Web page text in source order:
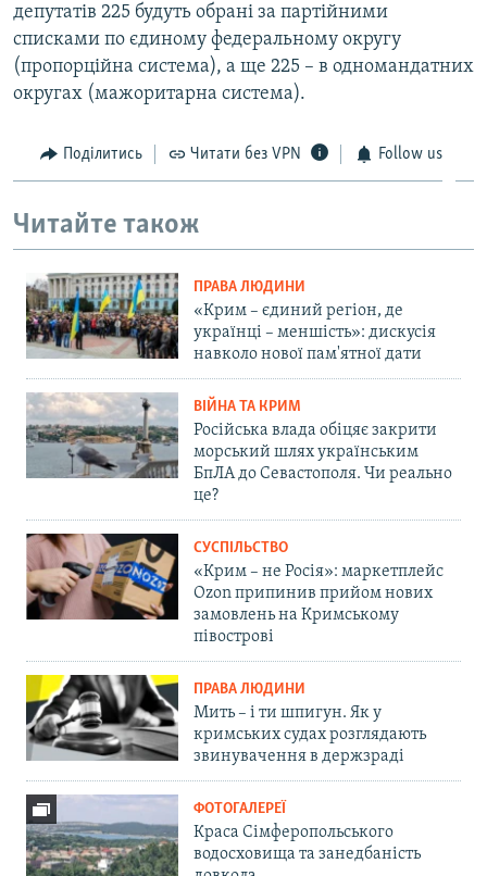
депутатів 225 будуть обрані за партійними
списками по єдиному федеральному округу
(пропорційна система), а ще 225 – в одномандатних
округах (мажоритарна система).
Поділитись Читати без VPN Follow us
Читайте також
ПРАВА ЛЮДИНИ
«Крим – єдиний регіон, де
українці – меншість»: дискусія
навколо нової пам'ятної дати
ВІЙНА ТА КРИМ
Російська влада обіцяє закрити
морський шлях українським
БпЛА до Севастополя. Чи реально
це?
СУСПІЛЬСТВО
«Крим – не Росія»: маркетплейс
Ozon припинив прийом нових
замовлень на Кримському
півострові
ПРАВА ЛЮДИНИ
Мить – і ти шпигун. Як у
кримських судах розглядають
звинувачення в держзраді
ФОТОГАЛЕРЕЇ
Краса Сімферопольського
водосховища та занедбаність